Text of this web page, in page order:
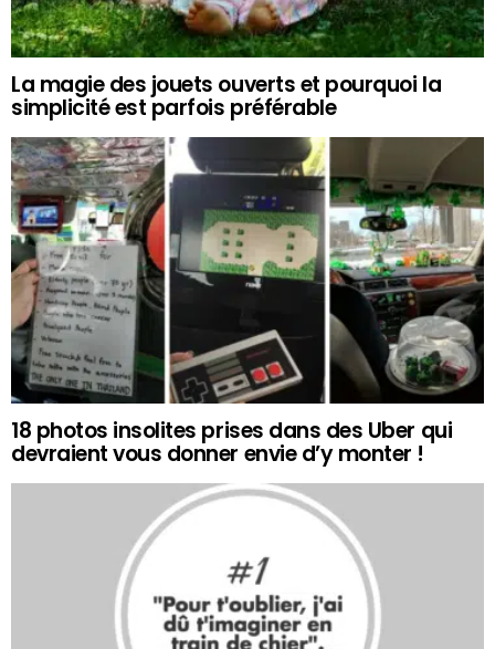
La magie des jouets ouverts et pourquoi la
simplicité est parfois préférable
18 photos insolites prises dans des Uber qui
devraient vous donner envie d’y monter !